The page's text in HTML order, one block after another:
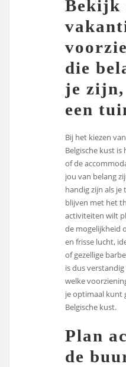
Bekijk
die
je
een
Bij het kiezen
Belgische kust
of de
jou van belang
handig zijn als
blijven met het
activiteiten wilt
de mogelijkheid
en frisse lucht,
of gezellige
is dus
welke
je optimaal kunt
Belgische kust.
Plan
de